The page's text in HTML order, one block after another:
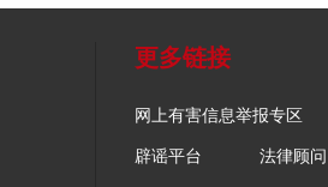
更多链接
网上有害信息举报专区
辟谣平台 法律顾问